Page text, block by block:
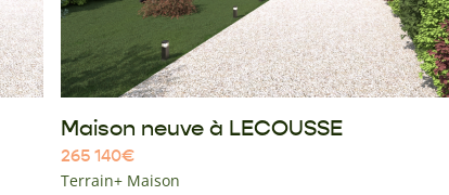
Maison neuve à LECOUSSE
265 140€
Terrain+ Maison